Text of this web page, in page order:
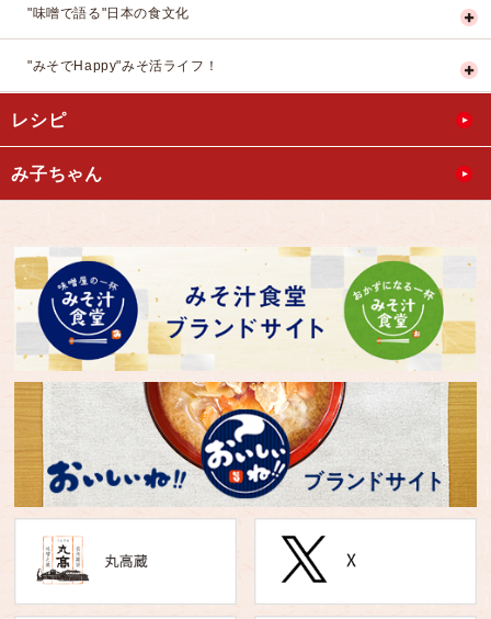
"味噌で語る"日本の食文化
"みそでHappy"みそ活ライフ！
レシピ
み子ちゃん